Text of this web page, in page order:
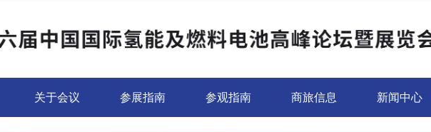
关于会议 参展指南 参观指南 商旅信息 新闻中心